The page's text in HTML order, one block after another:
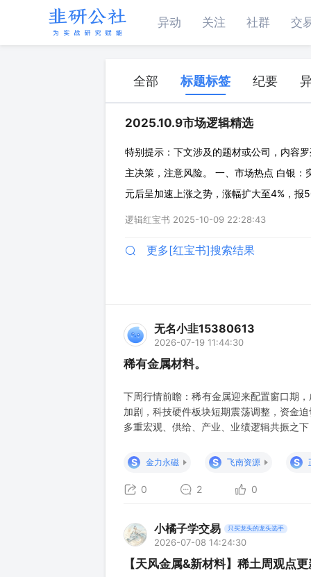
异动 关注 社群 交
全部 标题标签 纪要
2025.10.9市场逻辑精选
特别提示：下文涉及的题材或公司，内容
主决策，注意风险。 一、市场热点 白银
元后呈加速上涨之势，涨幅扩大至4%，
直是白银需求的重占构成，白银焊点在电
逻辑红宝书 2025-10-09 22:28:43
更多[红宝书]搜索结果
无名小韭15380613
2026-07-19 11:44:30
稀有金属材料。
下周行情前瞻：稀有金属迎来配置窗口期
加剧，科技硬件板块短期震荡调整，资金
多重宏观、供给、产业、业绩逻辑共振之
观避险属性拉满，资金转向战略资源资产
动权益市场风险偏好，资金天然
S 金力永磁 S 飞南资源 S
0 2 0
小橘子学交易 只买龙头的龙头选手
2026-07-08 14:24:30
【天风金属&新材料】稀土周观点